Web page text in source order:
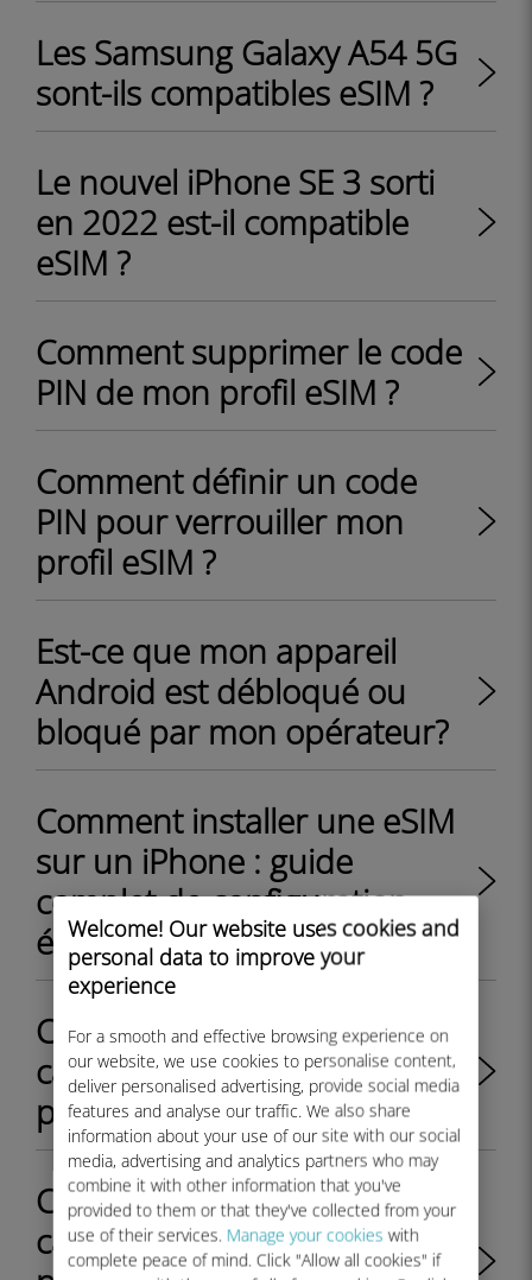
Welcome! Our website uses cookies and
personal data to improve your
experience
For a smooth and effective browsing experience on
our website, we use cookies to personalise content,
deliver personalised advertising, provide social media
features and analyse our traffic. We also share
information about your use of our site with our social
media, advertising and analytics partners who may
combine it with other information that you've
provided to them or that they've collected from your
use of their services. Manage your cookies with
complete peace of mind. Click "Allow all cookies" if
Les Samsung Galaxy A54 5G
sont-ils compatibles eSIM ?
Le nouvel iPhone SE 3 sorti
en 2022 est-il compatible
eSIM ?
Comment supprimer le code
PIN de mon profil eSIM ?
Comment définir un code
PIN pour verrouiller mon
profil eSIM ?
Est-ce que mon appareil
Android est débloqué ou
bloqué par mon opérateur?
Comment installer une eSIM
sur un iPhone : guide
complet de configuration
étape par étape
Comment basculer entre la
carte SIM physique et le
profil eSIM sur mon iPhone ?
Comment basculer entre la
carte SIM physique et le